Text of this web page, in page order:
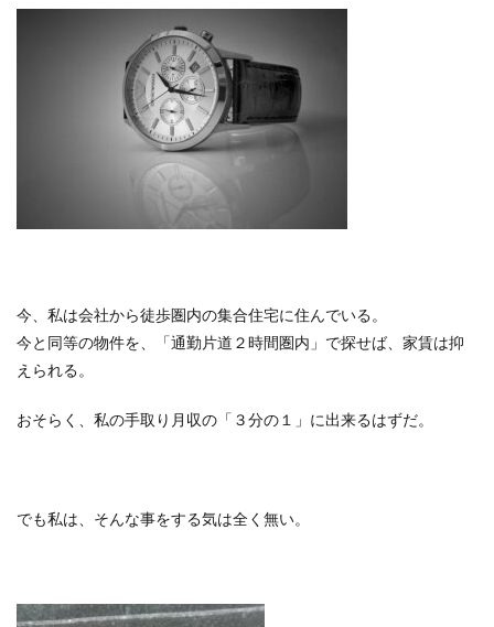
今、私は会社から徒歩圏内の集合住宅に住んでいる。
今と同等の物件を、「通勤片道２時間圏内」で探せば、家賃は抑
えられる。
おそらく、私の手取り月収の「３分の１」に出来るはずだ。
でも私は、そんな事をする気は全く無い。